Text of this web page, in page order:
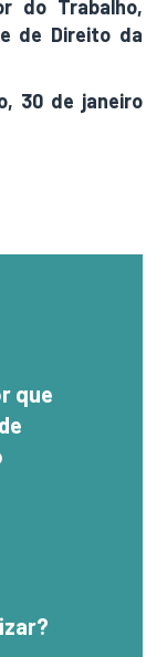
do Trabalho,
de Direito da
30 de janeiro
que